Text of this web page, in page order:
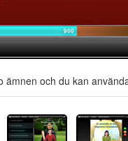
ämnen och du kan